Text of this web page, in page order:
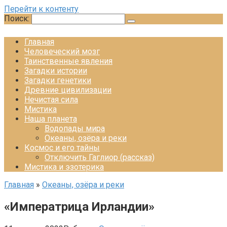
Перейти к контенту
Поиск:
Главная
Человеческий мозг
Таинственные явления
Загадки истории
Загадки генетики
Древние цивилизации
Нечистая сила
Мистика
Наша планета
Водопады мира
Океаны, озёра и реки
Космос и его тайны
Отключить Гаглиор (рассказ)
Мистика и эзотерика
Главная » Океаны, озёра и реки
«Императрица Ирландии»